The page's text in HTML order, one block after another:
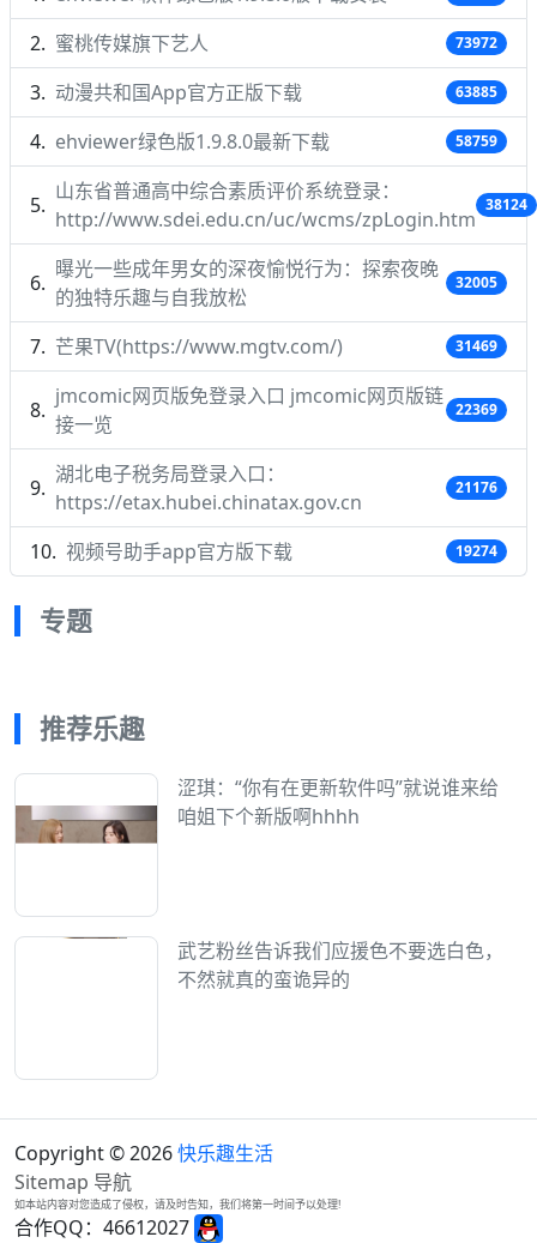
蜜桃传媒旗下艺人 73972
动漫共和国App官方正版下载 63885
ehviewer绿色版1.9.8.0最新下载 58759
山东省普通高中综合素质评价系统登录：
http://www.sdei.edu.cn/uc/wcms/zpLogin.htm
38124
曝光一些成年男女的深夜愉悦行为：探索夜晚
的独特乐趣与自我放松
32005
芒果TV(https://www.mgtv.com/) 31469
jmcomic网页版免登录入口 jmcomic网页版链
接一览
22369
湖北电子税务局登录入口：
https://etax.hubei.chinatax.gov.cn
21176
视频号助手app官方版下载 19274
专题
推荐乐趣
涩琪：“你有在更新软件吗”就说谁来给
咱姐下个新版啊hhhh
武艺粉丝告诉我们应援色不要选白色，
不然就真的蛮诡异的
Copyright © 2026快乐趣生活
Sitemap 导航
如本站内容对您造成了侵权，请及时告知，我们将第一时间予以处理!
合作QQ：46612027